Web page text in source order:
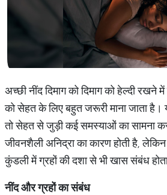
अच्छी नींद दिमाग को दिमाग को हेल्दी रखने
को सेहत के लिए बहुत जरूरी माना जाता है।
तो सेहत से जुड़ी कई समस्याओं का सामना
जीवनशैली अनिद्रा का कारण होती है,
कुंडली में ग्रहों की दशा से भी खास संबंध
नींदऔरग्रहोंकासंबंध